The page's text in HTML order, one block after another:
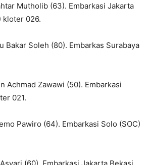
Mutholib (63). Embarkasi Jakarta
kloter 026.
Bakar Soleh (80). Embarkas Surabaya
Achmad Zawawi (50). Embarkasi
021.
Pawiro (64). Embarkasi Solo (SOC)